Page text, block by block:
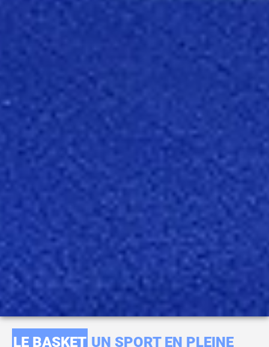
LE BASKET UN SPORT EN PLEINE